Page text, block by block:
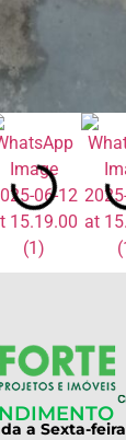
a Sexta-feira